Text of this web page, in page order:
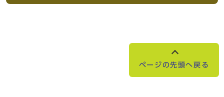
ページの先頭へ戻る